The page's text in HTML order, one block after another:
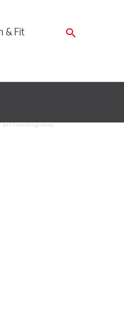
& Fit Suchen